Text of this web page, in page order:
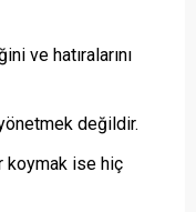
ve hatıralarını
değildir.
koymak ise hiç